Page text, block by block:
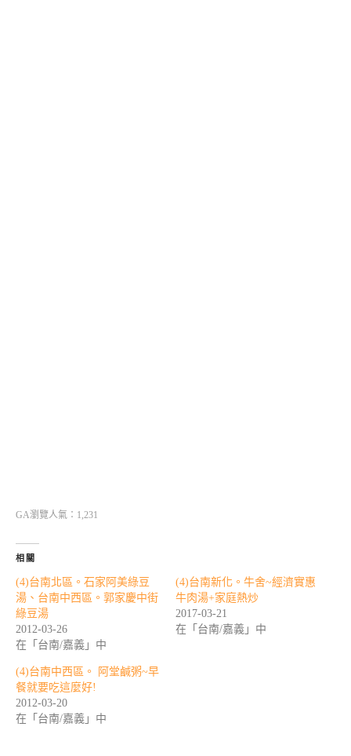
GA瀏覽人氣：1,231
相關
(4)台南北區。石家阿美綠豆
湯、台南中西區。郭家慶中街
綠豆湯
2012-03-26
在「台南/嘉義」中
(4)台南新化。牛舍~經濟實惠
牛肉湯+家庭熱炒
2017-03-21
在「台南/嘉義」中
(4)台南中西區。 阿堂鹹粥~早
餐就要吃這麼好!
2012-03-20
在「台南/嘉義」中